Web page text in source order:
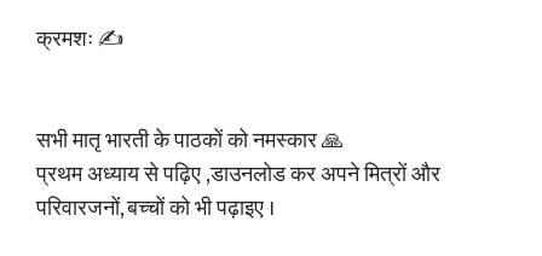
क्रमशः ✍️
सभी मातृ भारती के पाठकों को नमस्कार 🙏
प्रथम अध्याय से पढ़िए ,डाउनलोड कर अपने मित्रों और
परिवारजनों, बच्चों को भी पढ़ाइए ।